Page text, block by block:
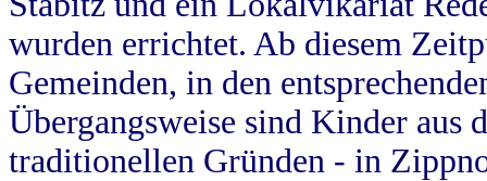
wurden errichtet. Ab diesem
Gemeinden, in den
Übergangsweise sind Kinder aus
traditionellen Gründen - in